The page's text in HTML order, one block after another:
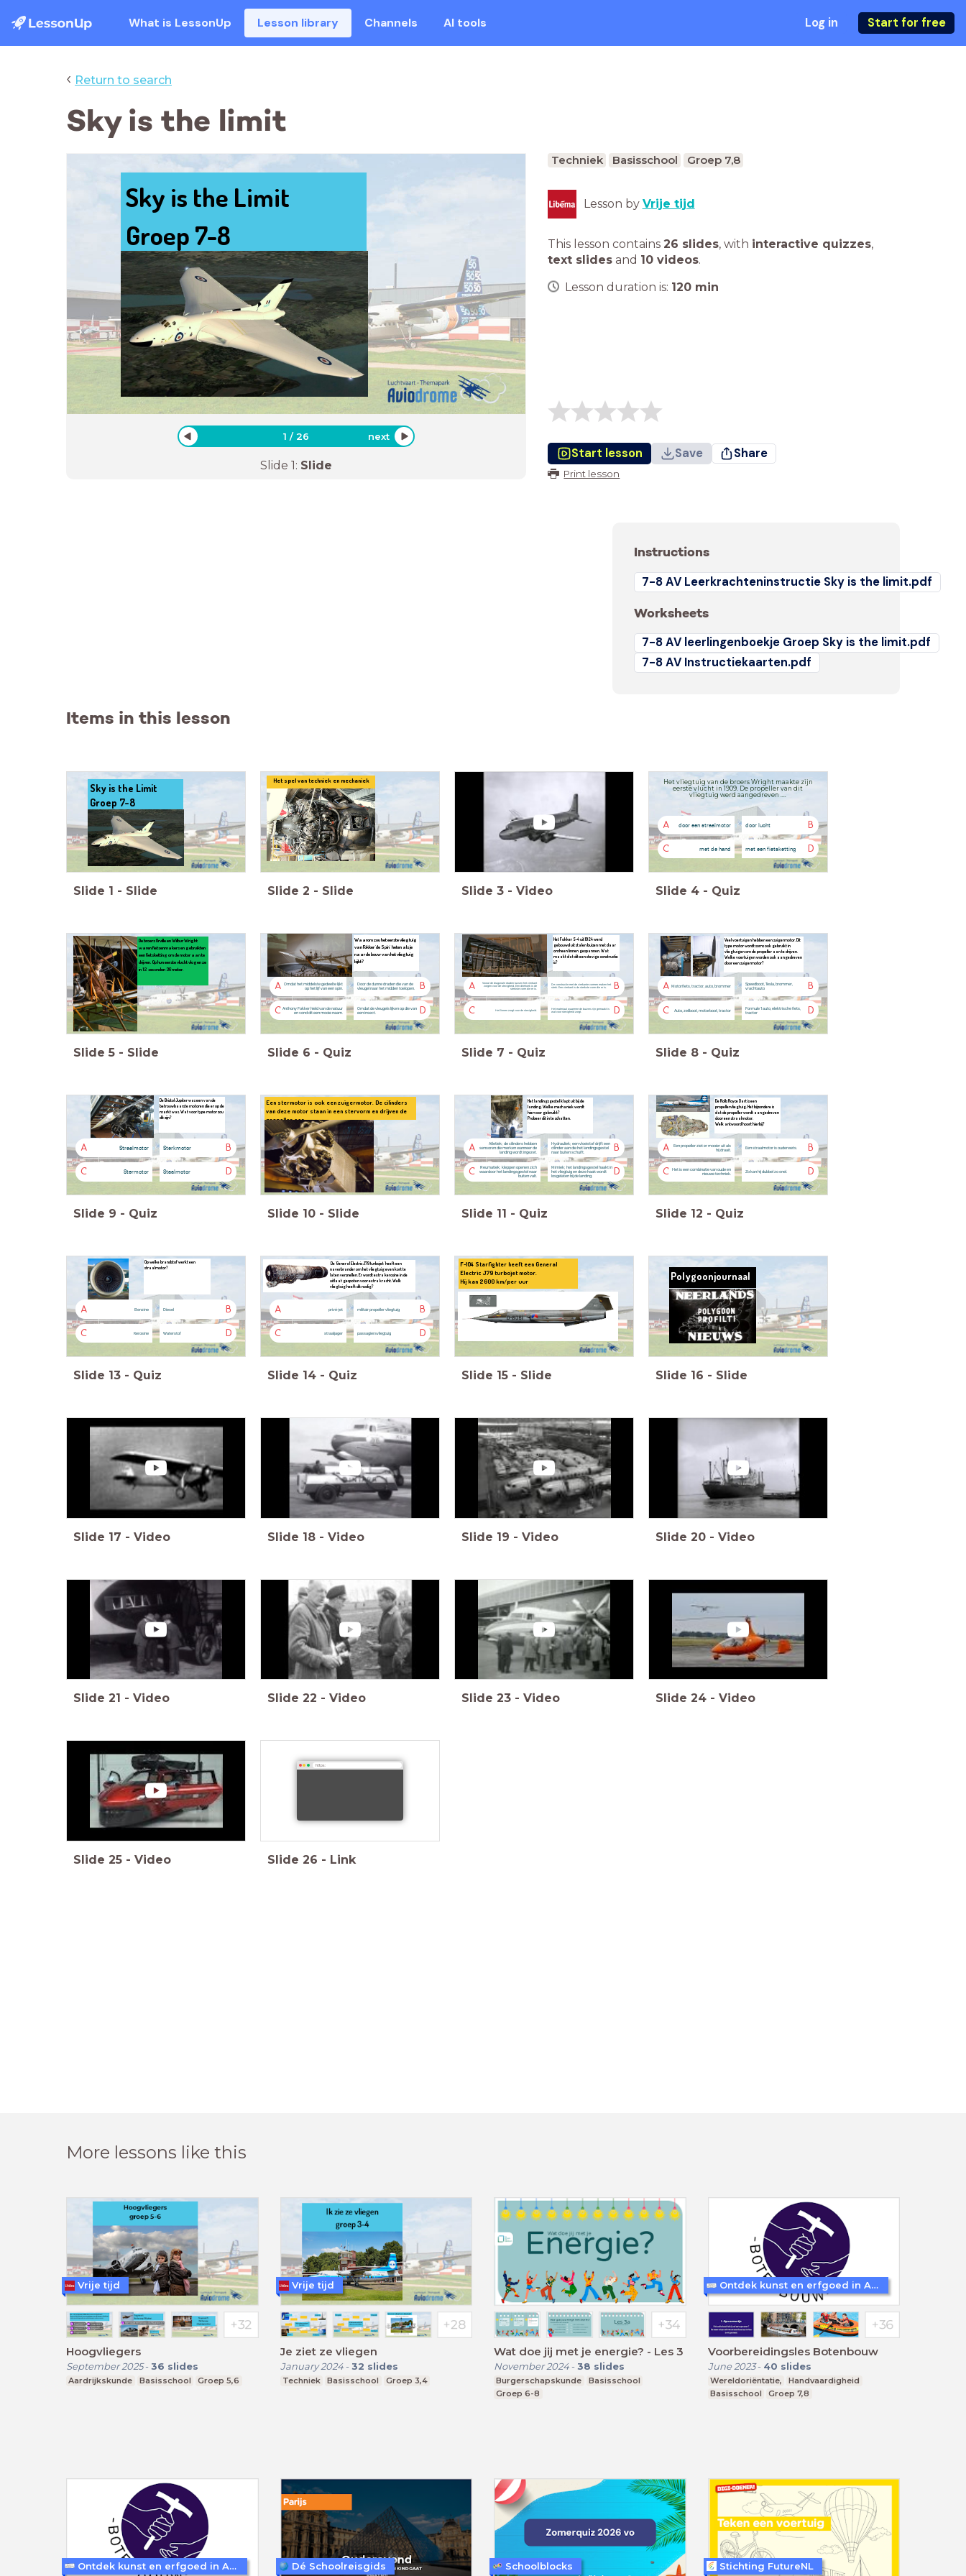
What is LessonUp Lesson library Channels AI tools Log in Start for free
‹ Return to search
Sky is the limit
Sky is the Limit
Groep 7-8
1 /26 next
Slide 1: Slide
Techniek Basisschool Groep 7,8
Lesson by Vrije tijd
This lesson contains 26 slides, with interactive quizzes,
text slides and 10 videos.
Lesson duration is: 120 min
Start lesson Save Share
Print lesson
Instructions
7-8 AV Leerkrachteninstructie Sky is the limit.pdf
Worksheets
7-8 AV leerlingenboekje Groep Sky is the limit.pdf
7-8 AV Instructiekaarten.pdf
Items in this lesson
Sky is the Limit
Groep 7-8
Slide 1 - Slide
Het spel van techniek en mechaniek
Slide 2 - Slide Slide 3 - Video
Het vliegtuig van de broers Wright maakte zijn
eerste vlucht in 1909. De propeller van dit
vliegtuig werd aangedreven ....
A door een straalmotor B
door lucht
C met de hand D
met een fietsketting
Slide 4 - Quiz
De broers Orville en Wilbur Wright
waren fietsenmakers en gebruikten
een fietsketting om de motor aan te
drijven. Op hun eerste vlucht vlogen ze
in 12 seconden 36 meter.
Slide 5 - Slide
Waarom zou het eerste vliegtuig
van Fokker 'de Spin' heten als je
naar de bouw van het vliegtuig
kijkt?
A
Omdat het middelste gedeelte lijkt
op het lijf van een spin.
B
Door de dunne draden die van de
vleugel naar het midden toelopen.
C Anthony Fokker hield van de natuur
en vond dit een mooie naam.
D
Omdat de vleugels lijken op die van
een insect.
Slide 6 - Quiz
Het Fokker S-4 uit 1924 werd
gebouwd uit stalen buizen met daar
omheen linnen gespannen. Wat
maakt dat dit een stevige constructie
is?
A
Vooral de diagonale draden tussen het vierkant
zorgen voor de stevigheid. Een driehoek is de
sterkste vorm die er is.
B
De constructie met de vierkante vormen maken het
sterk. Een vierkant is de sterkste vorm die er is.
C Het linnen zorgt voor de stevigheid. D
Het materiaal waarmee de buizen zijn gemaakt is
wat voor stevigheid zorgt.
Slide 7 - Quiz
Veel voertuigen hebben een zuigermotor. Dit
type motor wordt soms ook gebruikt in
vliegtuigen om de propeller aan te drijven.
Welke voertuigen worden ook aangedreven
door een zuigermotor?
A Motorfiets, tractor, auto, brommer B
Speedboot, Tesla, brommer,
vrachtauto
C Auto, zeilboot, motorboot, tractor D
Formule 1 auto, elektrische fiets,
tractor
Slide 8 - Quiz
De Bristol Jupiter was een van de
betrouwbaarste motoren die er op de
markt was. Wat voor type motor zou
dit zijn?
A Straalmotor B
Sterkmotor
C Stermotor D
Staalmotor
Slide 9 - Quiz
Een stermotor is ook een zuigermotor. De cilinders
van deze motor staan in een stervorm en drijven de
propeller aan.
Slide 10 - Slide
Het landingsgestel klapt uit bij de
landing. Welke mechaniek wordt
hiervoor gebruikt?
Probeer dit in te schatten.
A
Atletiek; de cilinders hebben
sensoren die merken wanneer de
landing wordt ingezet.
B
Hydrauliek; een vloeistof drijft een
cilinder aan die het landingsgestel
naar buiten schuift.
C
Reumatiek; kleppen openen zich
waardoor het landingsgestel naar
buiten valt.
D
Mimiek; het landingsgestel haakt in
het vliegtuig en deze haak wordt
losgelaten bij de landing.
Slide 11 - Quiz
De Rolls Royce Dart is een
propellervliegtuig. Het bijzondere is
dat de propeller wordt aangedreven
door een straalmotor.
Welk antwoord hoort hierbij?
A
Een propeller ziet er mooier uit als
hij draait.
B
Een straalmotor is ouderwets.
C
Het is een combinatie van oude en
nieuwe techniek.
D
Zo kan hij dubbel zo snel.
Slide 12 - Quiz
Op welke brandstof werkt een
straalmotor?
A Benzine B
Diesel
C Kerosine D
Waterstof
Slide 13 - Quiz
De 'General Electric J79 turbojet' heeft een
naverbrander om het vliegtuig even kort te
laten versnellen. Er wordt extra kerosine in de
uitlaat gespoten voor extra kracht. Welk
vliegtuig heeft dit nodig?
A privé-jet B
militair propeller vliegtuig
C straaljager D
passagiersvliegtuig
Slide 14 - Quiz
F-104 Starfighter heeft een General
Electric J79 turbojet motor.
Hij kan 2600 km/per uur
Slide 15 - Slide
Polygoonjournaal
Slide 16 - Slide
Slide 17 - Video Slide 18 - Video Slide 19 - Video Slide 20 - Video
Slide 21 - Video Slide 22 - Video Slide 23 - Video Slide 24 - Video
Slide 25 - Video
https:
Slide 26 - Link
More lessons like this
Hoogvliegers
September 2025- 36 slides
Aardrijkskunde Basisschool Groep 5,6
Vrije tijd
Je ziet ze vliegen
January 2024- 32 slides
Techniek Basisschool Groep 3,4
Vrije tijd
Wat doe jij met je energie? - Les 3
November 2024- 38 slides
Burgerschapskunde
Basisschool
Groep 6-8
Voorbereidingsles Botenbouw
June 2023- 40 slides
Wereldoriëntatie,
Handvaardigheid
Basisschool
Groep 7,8
Ontdek kunst en erfgoed in Amersfoort
Ontdek kunst en erfgoed in Amersfoort Dé Schoolreisgids Schoolblocks Stichting FutureNL